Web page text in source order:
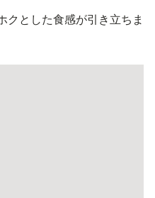
クとした食感が引き立ちま